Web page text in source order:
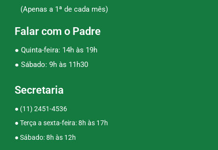
(Apenas a 1ª de cada mês)
Falar com o Padre
● Quinta-feira: 14h às 19h
● Sábado: 9h às 11h30
Secretaria
● (11) 2451-4536
● Terça a sexta-feira: 8h às 17h
● Sábado: 8h às 12h